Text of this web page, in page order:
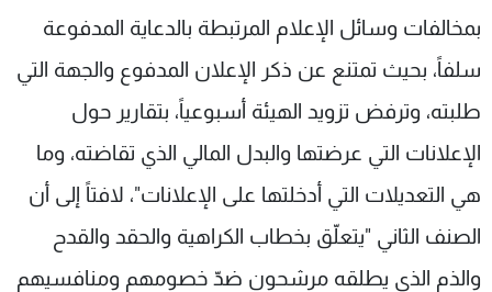
بمخالفات وسائل الإعلام المرتبطة بالدعاية المدفوعة
سلفاً، بحيث تمتنع عن ذكر الإعلان المدفوع والجهة التي
طلبته، وترفض تزويد الهيئة أسبوعياً، بتقارير حول
الإعلانات التي عرضتها والبدل المالي الذي تقاضته، وما
هي التعديلات التي أدخلتها على الإعلانات"، لافتاً إلى أن
الصنف الثاني "يتعلّق بخطاب الكراهية والحقد والقدح
والذم الذي يطلقه مرشحون ضدّ خصومهم ومنافسيهم